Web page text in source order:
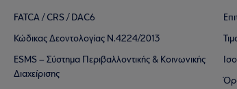
FATCA / CRS / DAC6
Κώδικας Δεοντολογίας Ν.4224/2013
ESMS – Σύστημα Περιβαλλοντικής & Κοινωνικής
Διαχείρισης